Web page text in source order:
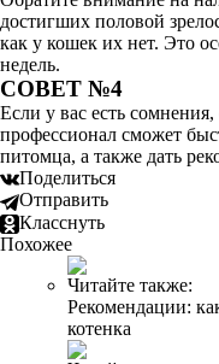
достигших половой
как у кошек их нет. Это
недель.
СОВЕТ №4
Если у вас есть сомнения,
профессионал сможет
питомца, а также дать
Поделиться
Отправить
Класснуть
Похожее
Читайте также:
Рекомендации:
котенка